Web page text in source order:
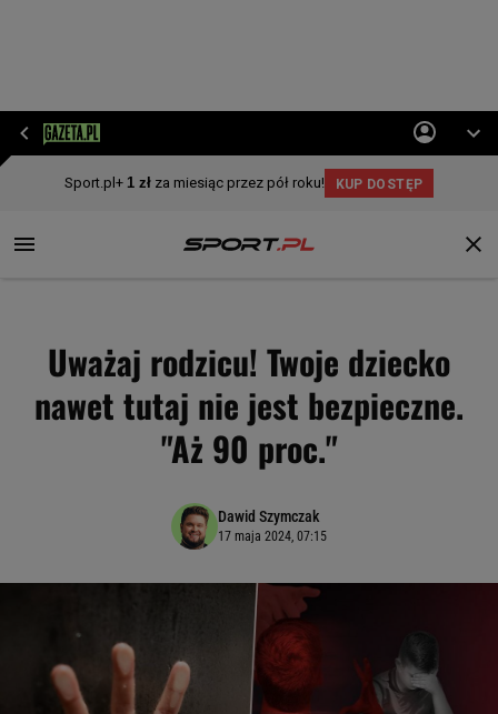
Uważaj rodzicu! Twoje dziecko
nawet tutaj nie jest bezpieczne.
"Aż 90 proc."
Dawid Szymczak
17 maja 2024, 07:15